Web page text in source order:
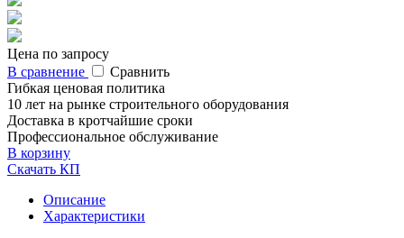
Цена по запросу
В сравнение
Сравнить
Гибкая ценовая политика
10 лет на рынке строительного оборудования
Доставка в кротчайшие сроки
Профессиональное обслуживание
В корзину
Скачать КП
Описание
Характеристики